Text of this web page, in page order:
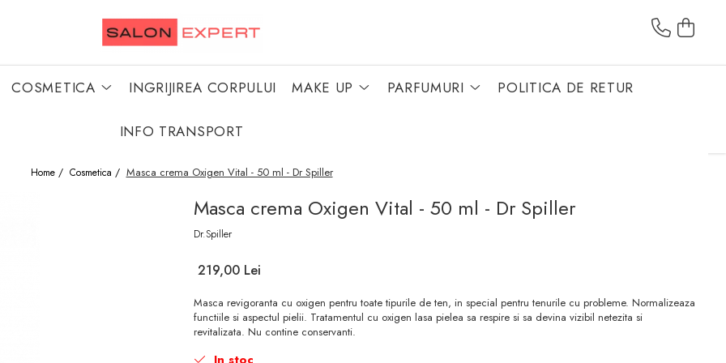
COSMETICA INGRIJIREA CORPULUI MAKE UP PARFUMURI POLITICA DE RETUR
INFO TRANSPORT
Home / Cosmetica / Masca crema Oxigen Vital - 50 ml - Dr Spiller
Masca crema Oxigen Vital - 50 ml - Dr Spiller
Dr.Spiller
219,00 Lei
Masca revigoranta cu oxigen pentru toate tipurile de ten, in special pentru tenurile cu probleme. Normalizeaza
functiile si aspectul pielii. Tratamentul cu oxigen lasa pielea sa respire si sa devina vizibil netezita si
revitalizata. Nu contine conservanti.